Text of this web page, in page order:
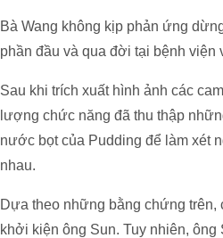
Bà Wang không kịp phản ứng
phần đầu và qua đời tại bệnh viện
Sau khi trích xuất hình ảnh các
lượng chức năng đã thu thập
nước bọt của Pudding để làm xét
nhau.
Dựa theo những bằng chứng trên,
khởi kiện ông Sun. Tuy nhiên,